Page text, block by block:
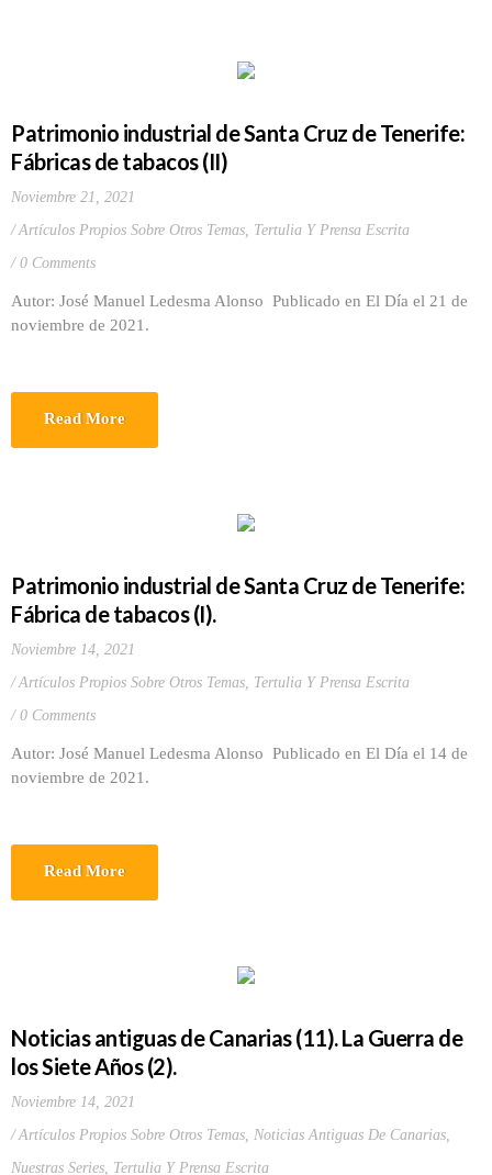
Patrimonio industrial de Santa Cruz de Tenerife:
Fábricas de tabacos (II)
Noviembre 21, 2021
Artículos Propios Sobre Otros Temas, Tertulia Y Prensa Escrita
0 Comments
Autor: José Manuel Ledesma Alonso Publicado en El Día el 21 de
noviembre de 2021.
Read More
Patrimonio industrial de Santa Cruz de Tenerife:
Fábrica de tabacos (I).
Noviembre 14, 2021
Artículos Propios Sobre Otros Temas, Tertulia Y Prensa Escrita
0 Comments
Autor: José Manuel Ledesma Alonso Publicado en El Día el 14 de
noviembre de 2021.
Read More
Noticias antiguas de Canarias (11). La Guerra de
los Siete Años (2).
Noviembre 14, 2021
Artículos Propios Sobre Otros Temas, Noticias Antiguas De Canarias,
Nuestras Series, Tertulia Y Prensa Escrita